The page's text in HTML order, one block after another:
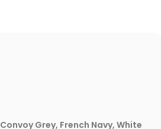
Convoy Grey, French Navy, White